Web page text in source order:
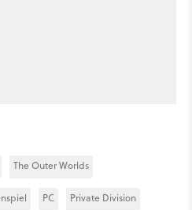
The Outer Worlds
PC Private Division